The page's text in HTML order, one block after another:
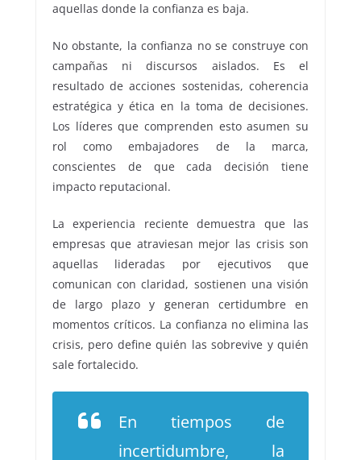
aquellas donde la confianza es baja.
No obstante, la confianza no se construye con
campañas ni discursos aislados. Es el
resultado de acciones sostenidas, coherencia
estratégica y ética en la toma de decisiones.
Los líderes que comprenden esto asumen su
rol como embajadores de la marca,
conscientes de que cada decisión tiene
impacto reputacional.
La experiencia reciente demuestra que las
empresas que atraviesan mejor las crisis son
aquellas lideradas por ejecutivos que
comunican con claridad, sostienen una visión
de largo plazo y generan certidumbre en
momentos críticos. La confianza no elimina las
crisis, pero define quién las sobrevive y quién
sale fortalecido.
En tiempos de
incertidumbre, la